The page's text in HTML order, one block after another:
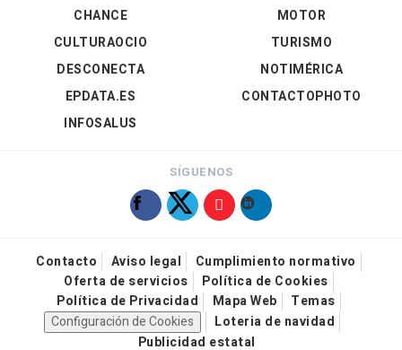
CHANCE
CULTURAOCIO
DESCONECTA
EPDATA.ES
INFOSALUS
MOTOR
TURISMO
NOTIMÉRICA
CONTACTOPHOTO
SÍGUENOS
Contacto Aviso legal
Cumplimiento normativo
Oferta de servicios
Política de Cookies
Política de Privacidad
Mapa Web
Temas
Configuración de Cookies
Loteria de navidad
Publicidad estatal